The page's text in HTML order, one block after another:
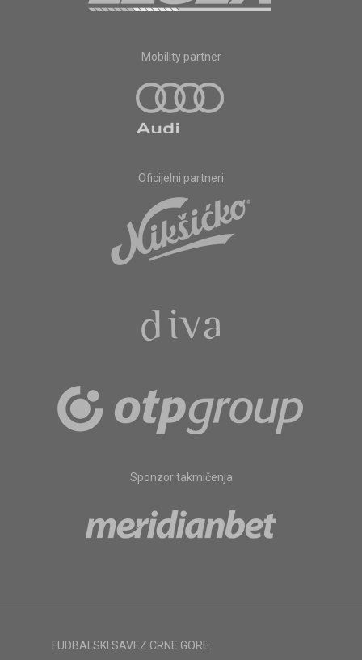
Mobility partner
Oficijelni partneri
Sponzor takmičenja
FUDBALSKI SAVEZ CRNE GORE